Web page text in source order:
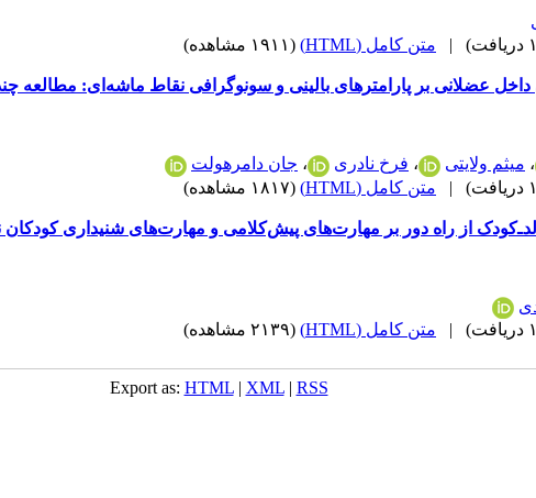
| متن کامل (HTML) (۱۹۱۱ مشاهده)
عضلانی بر پارامترهای بالینی و سونوگرافی نقاط ماشه‌ای: مطالعه
، میثم ولایتی ، فرخ نادری ، جان دامرهولت
| متن کامل (HTML) (۱۸۱۷ مشاهده)
از راه ‌‌دور بر مهارت‌های پیش‌کلامی و مهارت‌های شنیداری کودکان
| متن کامل (HTML) (۲۱۳۹ مشاهده)
Export as: HTML| XML| RSS